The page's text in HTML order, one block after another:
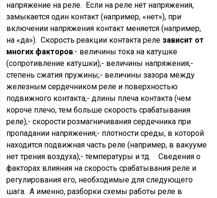
напряжение на реле. Если на реле нет напряжения,
замыкается один контакт (например, «нет»), при
включении напряжения контакт меняется (например,
на «да»). Скорость реакции контакта реле зависит от
многих факторов:- величины тока на катушке
(сопротивление катушки);- величины напряжения;-
степень сжатия пружины;- величины зазора между
железным сердечником реле и поверхностью
подвижного контакта;- длины плеча контакта (чем
короче плечо, тем больше скорость срабатывания
реле);- скорости розмагничивания сердечника при
пропадании напряжения;- плотности среды, в которой
находится подвижная часть реле (например, в вакууме
нет трения воздуха);- температуры и тд. Сведения о
факторах влияния на скорость срабатывания реле и
регулирования его, необходимые для следующего
шага. А именно, разборки схемы работы реле в